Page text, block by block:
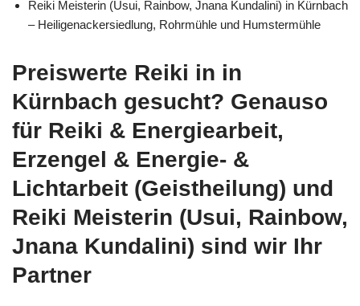
Reiki Meisterin (Usui, Rainbow, Jnana Kundalini) in Kürnbach
– Heiligenackersiedlung, Rohrmühle und Humstermühle
Preiswerte Reiki in in
Kürnbach gesucht? Genauso
für Reiki & Energiearbeit,
Erzengel & Energie- &
Lichtarbeit (Geistheilung) und
Reiki Meisterin (Usui, Rainbow,
Jnana Kundalini) sind wir Ihr
Partner